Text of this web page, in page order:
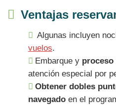
Ventajas
Algunas incluyen
vuelos.
Embarque y
atención especial por
Obtener dobles
navegadoen el